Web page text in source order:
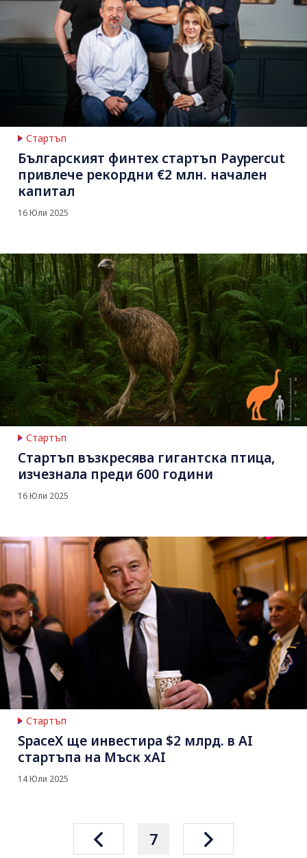
Стартъп
Българският финтех стартъп Paypercut
привлече рекордни €2 млн. начален
капитал
16 Юли 2025
Стартъп
Стартъп възкресява гигантска птица,
изчезнала преди 600 години
16 Юли 2025
Стартъп
SpaceX ще инвестира $2 млрд. в AI
стартъпа на Мъск xAI
14 Юли 2025
7